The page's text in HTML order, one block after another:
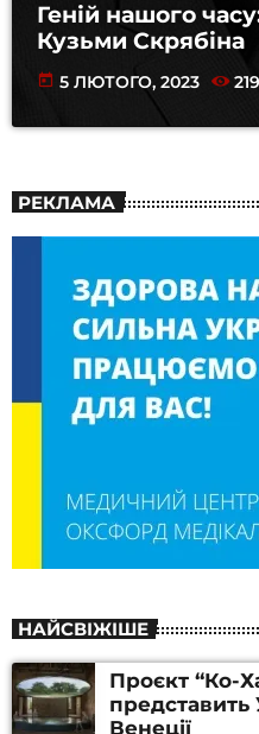
Геній нашого
Кузьми Скрябіна
today 5 ЛЮТОГО, 2023
РЕКЛАМА
НАЙСВІЖІШЕ
Проєкт “Ко-
представить
Венеції